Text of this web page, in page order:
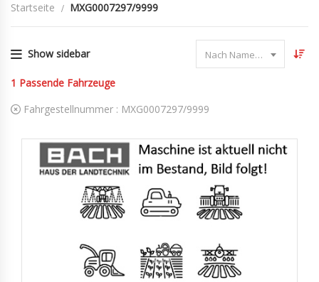
Startseite MXG0007297/9999
Show sidebar Nach Name sortieren
1 Passende Fahrzeuge
Fahrgestellnummer : MXG0007297/9999